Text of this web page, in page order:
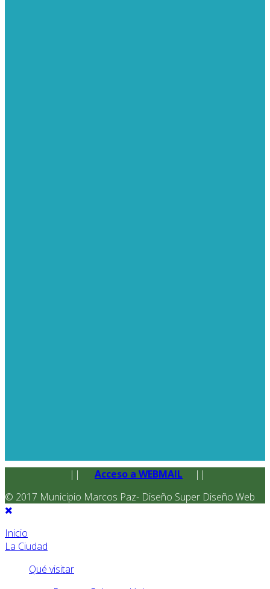
|| Acceso a WEBMAIL
||
© 2017 Municipio Marcos Paz- Diseño Super Diseño Web
Inicio
La Ciudad
Qué visitar